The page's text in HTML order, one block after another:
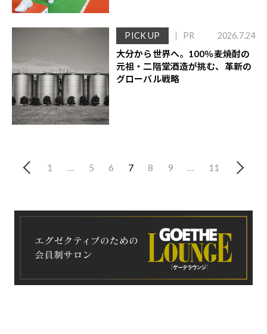
PICK UP PR 2026.7.24
大分から世界へ。100％麦焼酎の
元祖・二階堂酒造が挑む、革新の
グローバル戦略
1 … 5 6 7 8 9 … 11